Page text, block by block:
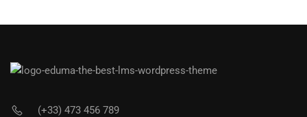
(+33) 473 456 789